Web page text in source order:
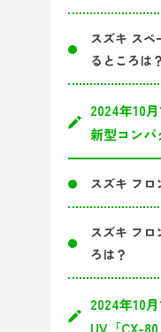
スズキ スペ
るところは？
2024年10
新型コンパ
スズキ フロ
スズキ フロ
ろは？
2024年10
UV「CX-